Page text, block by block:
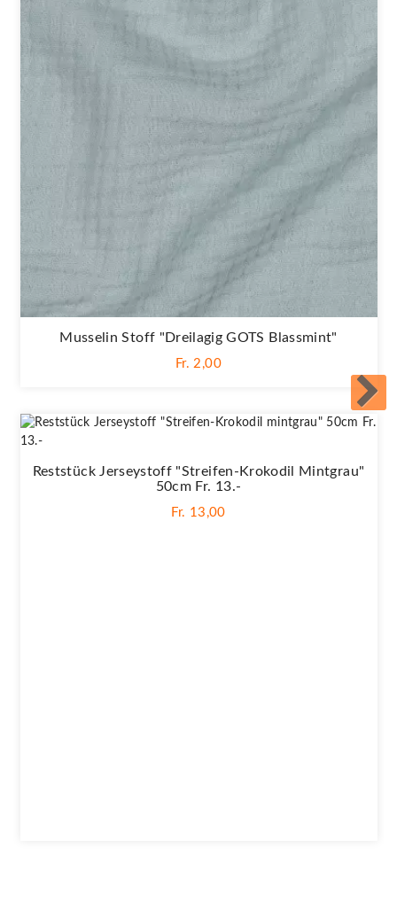
Musselin Stoff "Dreilagig GOTS Blassmint"
Fr. 2,00
Reststück Jerseystoff "Streifen-Krokodil Mintgrau"
50cm Fr. 13.-
Fr. 13,00